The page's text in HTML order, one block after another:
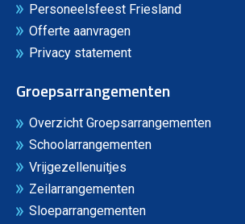
Personeelsfeest Friesland
Offerte aanvragen
Privacy statement
Groepsarrangementen
Overzicht Groepsarrangementen
Schoolarrangementen
Vrijgezellenuitjes
Zeilarrangementen
Sloeparrangementen